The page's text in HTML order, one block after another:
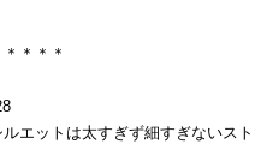
＊＊＊
エットは太すぎず細すぎないスト